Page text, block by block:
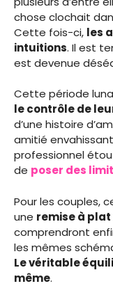
chose clochait
Cette fois-ci, les
intuitions. Il est
est devenue
Cette période
le contrôle de
d’une histoire
amitié
professionnel
de poser des
Pour les couples,
une remise à
comprendront
les mêmes
Le véritable
même.